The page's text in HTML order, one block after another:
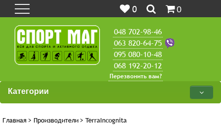
0 0
048 702-98-46
063 820-64-75
095 080-10-48
068 192-20-12
Перезвонить вам?
Категории
Главная > Производители > TerraIncognita